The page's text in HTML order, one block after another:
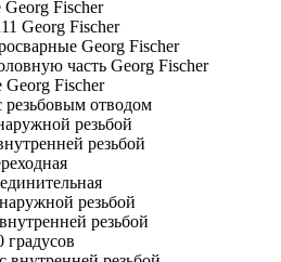
Fischer
Georg Fischer
Georg Fischer
часть Georg Fischer
Fischer
резьбовым отводом
резьбой
резьбой
резьбой
резьбой